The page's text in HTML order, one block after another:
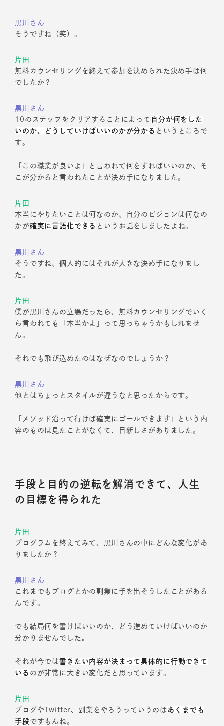
黒川さん
そうですね（笑）。
片田
無料カウンセリングを終えて参加を決められた決め手は何
でしたか？
黒川さん
10のステップをクリアすることによって 自分が何をした
いのか、どうしていけばいいのかが分かる というところで
す。
「この職業が良いよ」と言われて何をすればいいのか、そ
こが分かると言われたことが決め手になりました。
片田
本当にやりたいことは何なのか、自分のビジョンは何なの
かが確実に言語化できる というお話をしましたよね。
黒川さん
そうですね、個人的にはそれが大きな決め手になりまし
た。
片田
僕が黒川さんの立場だったら、無料カウンセリングでいく
ら言われても「本当かよ」って思っちゃうかもしれませ
ん。
それでも飛び込めたのはなぜなのでしょうか？
黒川さん
他とはちょっとスタイルが違うなと思ったからです。
「メソッド沿って行けば確実にゴールできます」という内
容のものは見たことがなくて、目新しさがありました。
手段と目的の逆転を解消できて、人生
の目標を得られた
片田
プログラムを終えてみて、黒川さんの中にどんな変化があ
りましたか？
黒川さん
これまでもブログとかの副業に手を出そうしたことがある
んです。
でも結局何を書けばいいのか、どう進めていけばいいのか
分かりませんでした。
それが今では書きたい内容が決まって具体的に行動できて
いる のが非常に大きい変化だと思っています。
片田
ブログやTwitter、副業をやろうっていうのは あくまでも
手段ですもんね。